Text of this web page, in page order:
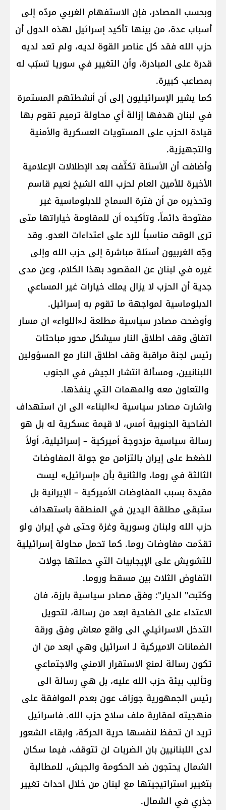
وبحسب المصادر، فإن الاستفهام الغربي مردّه إلى
أسباب عدة، من بينها تأكيد إسرائيل لهذه الدول أن
حزب الله فقد كل عناصر القوة لديه، ولم تعد لديه
قدرة على المبادرة، وأن التغيير في سوريا تسبّب له
بمصاعب كبيرة.
كما يشير الإسرائيليون إلى أن أنشطتهم المستمرة
في لبنان هدفها إزالة أي محاولة ترميم تقوم بها
قيادة الحزب على المستويات العسكرية والأمنية
والتجهيزية.
وأضافت أن الأسئلة تكثّفت بعد الإطلالات الإعلامية
الأخيرة للأمين العام لحزب الله الشيخ نعيم قاسم
وتحذيره من أن فترة السماح للدبلوماسية غير
مفتوحة دائماً، وتأكيده أن للمقاومة خياراتها متى
ترى الوقت مناسباً للرد على اعتداءات العدو. وقد
وجّه الغربيون أسئلة مباشرة إلى حزب الله وإلى
غيره في لبنان عن المقصود بهذا الكلام، وعن مدى
جدية أن الحزب لا يزال يملك خيارات غير المساعي
الدبلوماسية لمواجهة ما تقوم به إسرائيل.
وأوضحت مصادر سياسية مطلعة لـ«اللواء» ان مسار
اتفاق وقف اطلاق النار سيشكل محور مباحثات
رئيس لجنة مراقبة وقف اطلاق النار مع المسؤولين
اللبنانيين، ومسألة انتشار الجيش في الجنوب
والتعاون معه والمهمات التي ينفذها.
واشارت مصادر سياسية لـ»البناء» الى ان استهداف
الضاحية الجنوبية أمس، لا قيمة عسكرية له بل هو
رسالة سياسية مزدوجة أميركية – إسرائيلية، أولاً
للضغط على إيران بالتزامن مع جولة المفاوضات
الثالثة في روما، والثانية بأن «إسرائيل» ليست
مقيدة بسبب المفاوضات الأميركية – الإيرانية بل
ستبقى مطلقة اليدين في المنطقة باستهداف
حزب الله ولبنان وسورية وغزة وحتى في إيران ولو
تقدّمت مفاوضات روما. كما تحمل محاولة إسرائيلية
للتشويش على الإيجابيات التي حملتها جولات
التفاوض الثلاث بين مسقط وروما.
وكتبت" الديار": وفق مصادر سياسية بارزة، فان
الاعتداء على الضاحية ابعد من رسالة، لتحويل
التدخل الاسرائيلي الى واقع معاش وفق ورقة
الضمانات الاميركية لـ اسرائيل وهي ابعد من ان
تكون رسالة لمنع الاستقرار الامني والاجتماعي
وتأليب بيئة حزب الله عليه، بل هي رسالة الى
رئيس الجمهورية جوزاف عون بعدم الموافقة على
منهجيته لمقاربة ملف سلاح حزب الله. فاسرائيل
تريد ان تحفظ لنفسها حرية الحركة، وابقاء الشعور
لدى اللبنانيين بان الضربات لن تتوقف، فيما سكان
الشمال يحتجون ضد الحكومة والجيش، للمطالبة
بتغيير استراتيجيتها مع لبنان من خلال احداث تغيير
جذري في الشمال.